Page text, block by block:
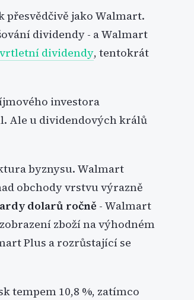
jako Walmart.
dividendy - a Walmart
dividendy, tentokrát
investora
Ale u dividendových králů
byznysu. Walmart
obchody vrstvu výrazně
dolarů ročně - Walmart
zboží na výhodném
Plus a rozrůstající se
tempem 10,8 %, zatímco